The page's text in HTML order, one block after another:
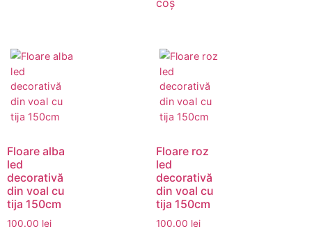
coș
Floare alba
led
decorativă
din voal cu
tija 150cm
100.00 lei
Floare roz
led
decorativă
din voal cu
tija 150cm
100.00 lei